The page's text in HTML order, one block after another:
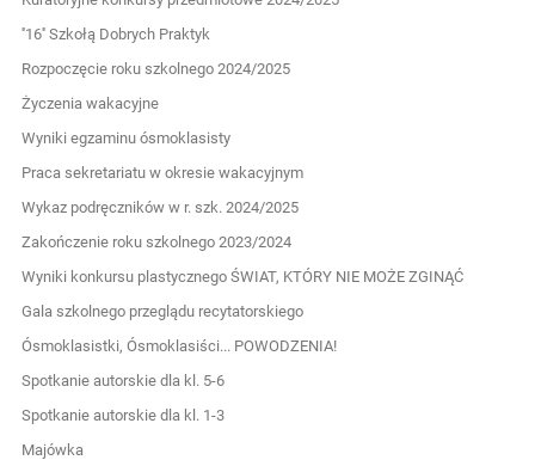
''16'' Szkołą Dobrych Praktyk
Rozpoczęcie roku szkolnego 2024/2025
Życzenia wakacyjne
Wyniki egzaminu ósmoklasisty
Praca sekretariatu w okresie wakacyjnym
Wykaz podręczników w r. szk. 2024/2025
Zakończenie roku szkolnego 2023/2024
Wyniki konkursu plastycznego ŚWIAT, KTÓRY NIE MOŻE ZGINĄĆ
Gala szkolnego przeglądu recytatorskiego
Ósmoklasistki, Ósmoklasiści... POWODZENIA!
Spotkanie autorskie dla kl. 5-6
Spotkanie autorskie dla kl. 1-3
Majówka